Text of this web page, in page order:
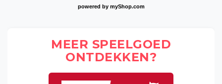
powered by myShop.com
MEER SPEELGOED
ONTDEKKEN?